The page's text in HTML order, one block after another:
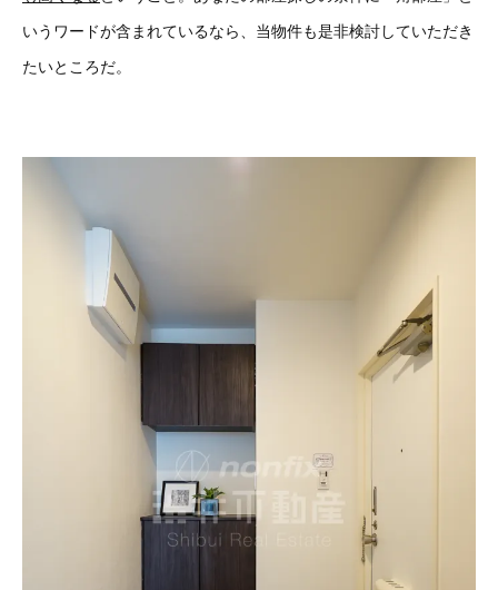
いうワードが含まれているなら、当物件も是非検討していただき
たいところだ。